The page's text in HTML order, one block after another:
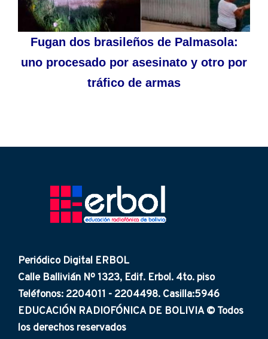
Fugan dos brasileños de Palmasola:
uno procesado por asesinato y otro por
tráfico de armas
Periódico Digital ERBOL
Calle Ballivián Nº 1323, Edif. Erbol. 4to. piso
Teléfonos: 2204011 - 2204498. Casilla:5946
EDUCACIÓN RADIOFÓNICA DE BOLIVIA © Todos
los derechos reservados